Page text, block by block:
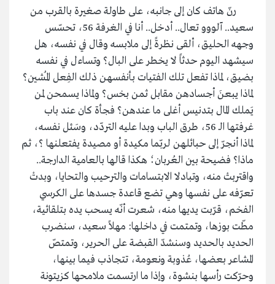
رنّ هاتف كان إلى جانبه، على طاولة صغيرة بالقرب من
سعيد.. آلووو تعال.. أدخل.. أنا في الغرفة 56، تحسّس
وجهه الحليق، ألقى نظرةً إلى ملابسه وقال في نفسه، هل
سيشهد اليوم حدثاً لا يخطر على البال؟ وتساءل في نفسه
بضيق، لماذا تفعل تلك الفتيات بأنفسهن ذلك الفِعل المُشين؟
لماذا يبعنَ أجسادهن مقابل ثمن بخس؟ ولماذا يسمحن لمن
يَملك المال بتدنيس أغلى ما عندهن؟ فجأة كان عند باب
غرفتها الـ 56، طرق الباب وبدا عليه التردّد، وسَئل نفسه،
لماذا أنجرّ إلى حبائلهن لربّما مكيدة أو مصيدة يفتعلنها ؟، ثم
ماذا؟ فضيحة بين العُربان؛ هكذا قالها بالعامية الدارجة..
واقتربتْ منه، وتبادلا الابتسامات والترحيب والتحايا، وبدتْ
تعرّفه على نفسها وهي تضع قاعدة جسدها على الكرسي
الفخم، قرّبت يديها منه، شعرت أنّه يسحب يده بتلقائية،
مطّت بوزها، وتمتمت في داخلها: مهلاً سعيد، سنضرب
الحديد بالحديد وسنشدّ القبضة على الحرير، وتمتصّ
المشاعر بعضها، عُذوبة ونعومة، تتجاذب فيما بينها،
وحرّكت رأسها بنشوة، وإذا ما ارتسمت ملامحها كزيتونة